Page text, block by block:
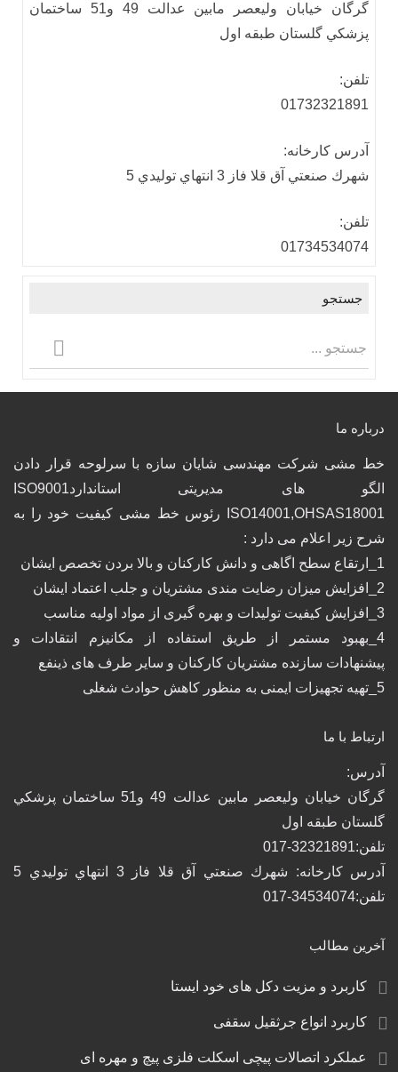
گرگان خيابان وليعصر مابين عدالت 49 و51 ساختمان
پزشكي گلستان طبقه اول
تلفن:
01732321891
آدرس كارخانه:
شهرك صنعتي آق قلا فاز 3 انتهاي توليدي 5
تلفن:
01734534074
جستجو
درباره ما
خط مشی شرکت مهندسی شایان سازه با سرلوحه قرار دادن
الگو های مدیریتی استانداردISO9001
ISO14001,OHSAS18001 رئوس خط مشی کیفیت خود را به
شرح زیر اعلام می دارد :
1_ارتقاع سطح اگاهی و دانش کارکنان و بالا بردن تخصص ایشان
2_افزایش میزان رضایت مندی مشتریان و جلب اعتماد ایشان
3_افزایش کیفیت تولیدات و بهره گیری از مواد اولیه مناسب
4_بهبود مستمر از طریق استفاده از مکانیزم انتقادات و
پیشنهادات سازنده مشتریان کارکنان و سایر طرف های ذینفع
5_تهیه تجهیزات ایمنی به منظور کاهش حوادث شغلی
ارتباط با ما
آدرس:
گرگان خيابان وليعصر مابين عدالت 49 و51 ساختمان پزشكي
گلستان طبقه اول
تلفن:32321891-017
آدرس كارخانه: شهرك صنعتي آق قلا فاز 3 انتهاي توليدي 5
تلفن:34534074-017
آخرین مطالب
کاربرد و مزیت دکل های خود ایستا
کاربرد انواع جرثقیل سقفی
عملکرد اتصالات پیچی اسکلت فلزی پیچ و مهره‌ ای